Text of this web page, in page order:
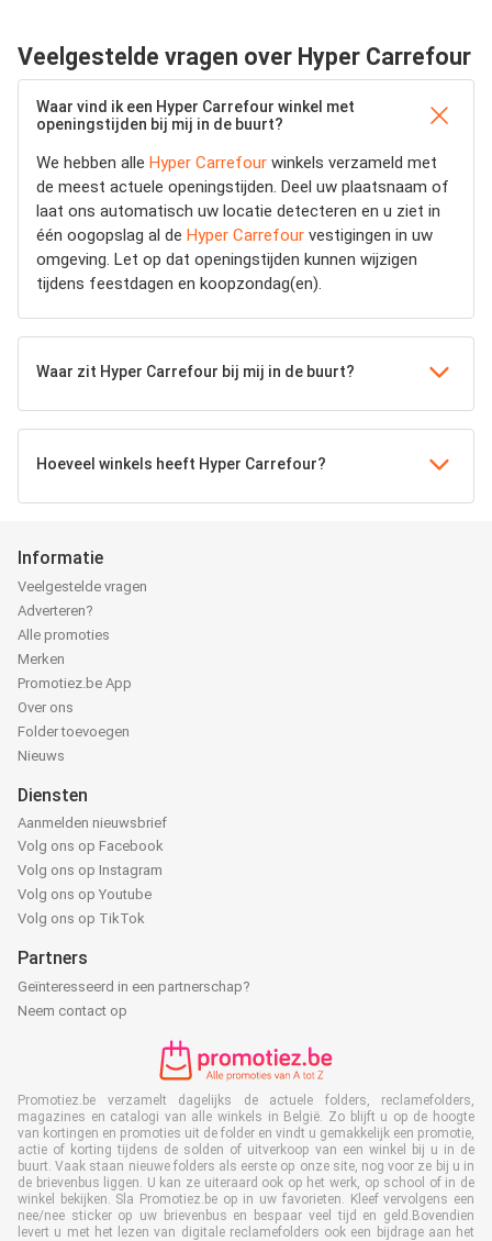
Veelgestelde vragen over Hyper Carrefour
Waar vind ik een Hyper Carrefour winkel met
openingstijden bij mij in de buurt?
We hebben alle Hyper Carrefour winkels verzameld met
de meest actuele openingstijden. Deel uw plaatsnaam of
laat ons automatisch uw locatie detecteren en u ziet in
één oogopslag al de Hyper Carrefour vestigingen in uw
omgeving. Let op dat openingstijden kunnen wijzigen
tijdens feestdagen en koopzondag(en).
Waar zit Hyper Carrefour bij mij in de buurt?
Hoeveel winkels heeft Hyper Carrefour?
Informatie
Veelgestelde vragen
Adverteren?
Alle promoties
Merken
Promotiez.be App
Over ons
Folder toevoegen
Nieuws
Diensten
Aanmelden nieuwsbrief
Volg ons op Facebook
Volg ons op Instagram
Volg ons op Youtube
Volg ons op TikTok
Partners
Geïnteresseerd in een partnerschap?
Neem contact op
Promotiez.be verzamelt dagelijks de actuele folders, reclamefolders,
magazines en catalogi van alle winkels in België. Zo blijft u op de hoogte
van kortingen en promoties uit de folder en vindt u gemakkelijk een promotie,
actie of korting tijdens de solden of uitverkoop van een winkel bij u in de
buurt. Vaak staan nieuwe folders als eerste op onze site, nog voor ze bij u in
de brievenbus liggen. U kan ze uiteraard ook op het werk, op school of in de
winkel bekijken. Sla Promotiez.be op in uw favorieten. Kleef vervolgens een
nee/nee sticker op uw brievenbus en bespaar veel tijd en geld.Bovendien
levert u met het lezen van digitale reclamefolders ook een bijdrage aan het